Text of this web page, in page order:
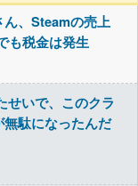
ん、Steamの売上
も税金は発生
せいで、このクラ
駄になったんだ